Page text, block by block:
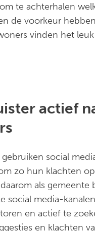
te achterhalen
de voorkeur
vinden het
actief
social
om zo hun klachten
als gemeente
social media-
en actief te
en klachten